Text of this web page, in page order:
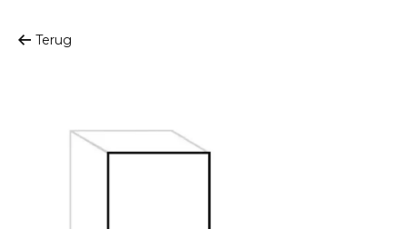
Terug